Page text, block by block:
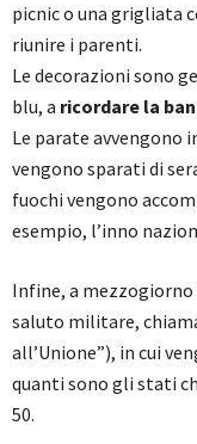
picnic o una grigliata
riunire i parenti.
Le decorazioni sono
blu, a ricordare la
Le parate avvengono
vengono sparati di
fuochi vengono
esempio, l’inno
Infine, a
saluto militare,
all’Unione”), in cui
quanti sono gli stati
50.